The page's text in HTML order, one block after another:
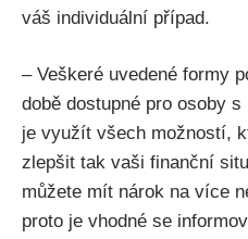
váš individuální případ.
– Veškeré uvedené formy
době dostupné pro osoby
je využít všech možností,
zlepšit tak vaši finanční
můžete mít nárok na více
proto je vhodné se